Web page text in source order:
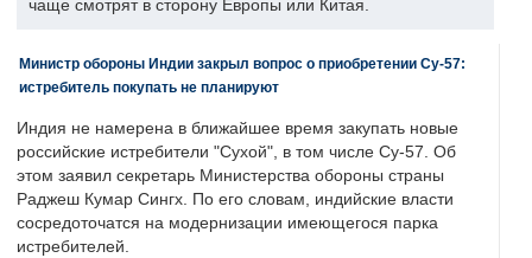
чаще смотрят в сторону Европы или Китая.
Министр обороны Индии закрыл вопрос о приобретении Су-57:
истребитель покупать не планируют
Индия не намерена в ближайшее время закупать новые
российские истребители "Сухой", в том числе Су-57. Об
этом заявил секретарь Министерства обороны страны
Раджеш Кумар Сингх. По его словам, индийские власти
сосредоточатся на модернизации имеющегося парка
истребителей.